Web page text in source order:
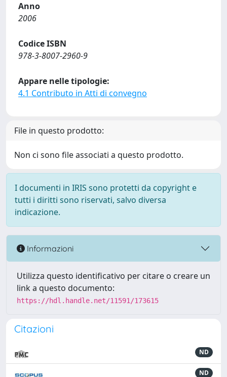
Anno
2006
Codice ISBN
978-3-8007-2960-9
Appare nelle tipologie:
4.1 Contributo in Atti di convegno
File in questo prodotto:
Non ci sono file associati a questo prodotto.
I documenti in IRIS sono protetti da copyright e
tutti i diritti sono riservati, salvo diversa
indicazione.
Informazioni
Utilizza questo identificativo per citare o creare un
link a questo documento:
https://hdl.handle.net/11591/173615
Citazioni
ND
ND